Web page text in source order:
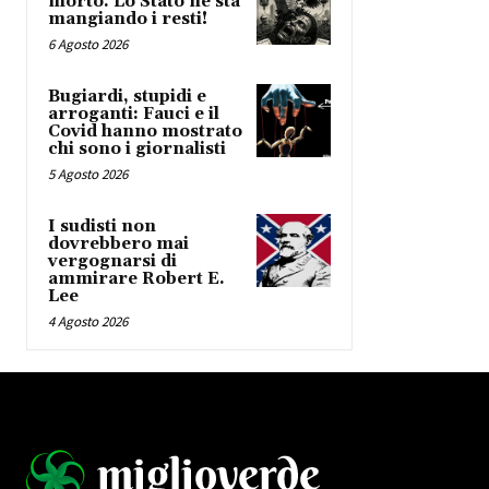
mangiando i resti!
6 Agosto 2026
Bugiardi, stupidi e
arroganti: Fauci e il
Covid hanno mostrato
chi sono i giornalisti
5 Agosto 2026
I sudisti non
dovrebbero mai
vergognarsi di
ammirare Robert E.
Lee
4 Agosto 2026